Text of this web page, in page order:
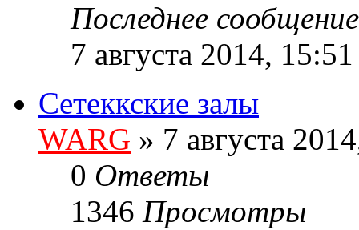
Последнее
7 августа 2014, 15:51
Сетеккские залы
WARG » 7 августа
0 Ответы
1346 Просмотры